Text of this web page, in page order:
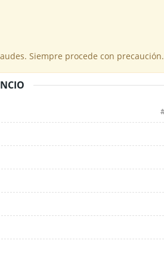
Siempre procede con precaución.